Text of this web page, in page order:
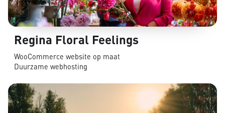
Regina Floral Feelings
WooCommerce website op maat
Duurzame webhosting